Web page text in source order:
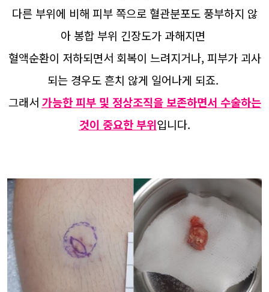
다른 부위에 비해 피부 쪽으로 혈관분포도 풍부하지 않
아 봉합 부위 긴장도가 과해지면
혈액순환이 저하되면서 회복이 느려지거나, 피부가 괴사
되는 경우도 흔치 않게 일어나게 되죠.
그래서 가능한 피부 및 정상조직을 보존하면서 수술하는
것이 중요한 부위입니다.